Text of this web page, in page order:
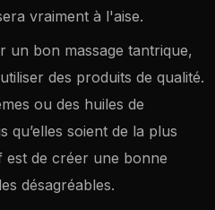
vraiment à l'aise.
un bon massage tantrique,
des produits de qualité.
ou des huiles de
qu’elles soient de la plus
est de créer une bonne
désagréables.